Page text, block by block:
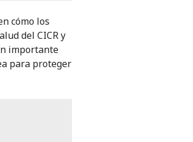
cómo los
del CICR y
importante
para proteger